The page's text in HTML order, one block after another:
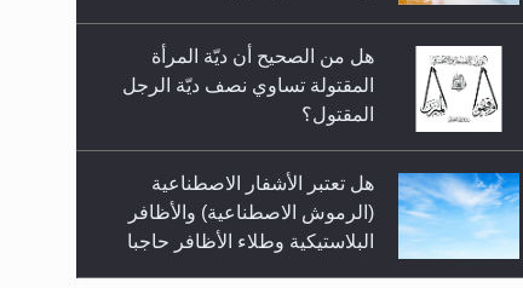
هل من الصحيح أن ديّة المرأة
المقتولة تساوي نصف ديّة الرجل
المقتول؟
هل تعتبر الأشفار الاصطناعية
(الرموش الاصطناعية) والأظافر
البلاستيكية وطلاء الأظافر حاجبا